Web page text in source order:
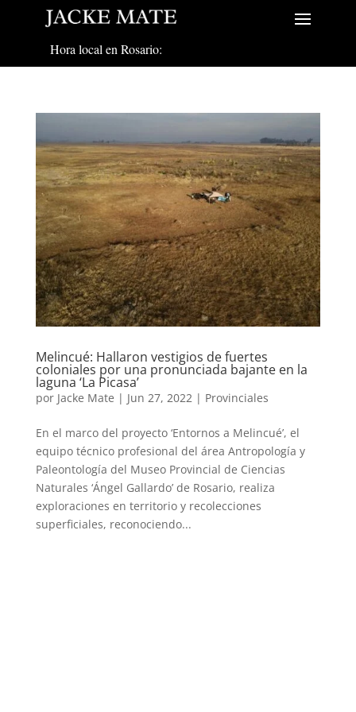
Hora local en Rosario:
Melincué: Hallaron vestigios de fuertes
coloniales por una pronunciada bajante en la
laguna ‘La Picasa’
por Jacke Mate | Jun 27, 2022 | Provinciales
En el marco del proyecto ‘Entornos a Melincué’, el
equipo técnico profesional del área Antropología y
Paleontología del Museo Provincial de Ciencias
Naturales ‘Ángel Gallardo’ de Rosario, realiza
exploraciones en territorio y recolecciones
superficiales, reconociendo...